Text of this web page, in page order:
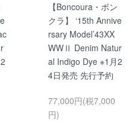
【Boncoura・ボン
クラ】 ‘15th Annive
rsary Model’43XX
WWⅡ Denim Natur
al Indigo Dye ※1月2
4日発売 先行予約
77,000円(税7,000
円)